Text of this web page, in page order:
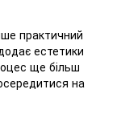
практичний
естетики
ще більш
на